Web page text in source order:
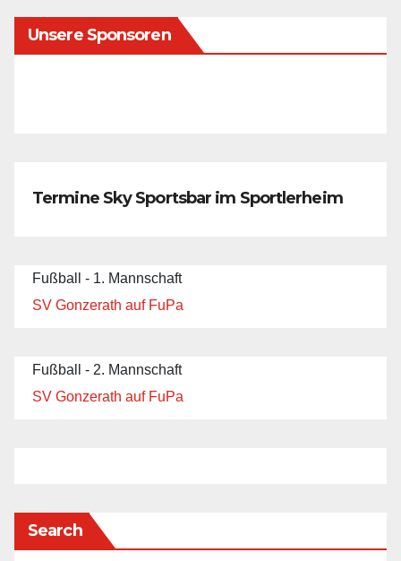
Unsere Sponsoren
Termine Sky Sportsbar im Sportlerheim
Fußball - 1. Mannschaft
SV Gonzerath auf FuPa
Fußball - 2. Mannschaft
SV Gonzerath auf FuPa
Search